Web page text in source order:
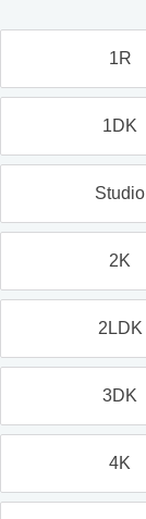
1R
1DK
Studio
2K
2LDK
3DK
4K